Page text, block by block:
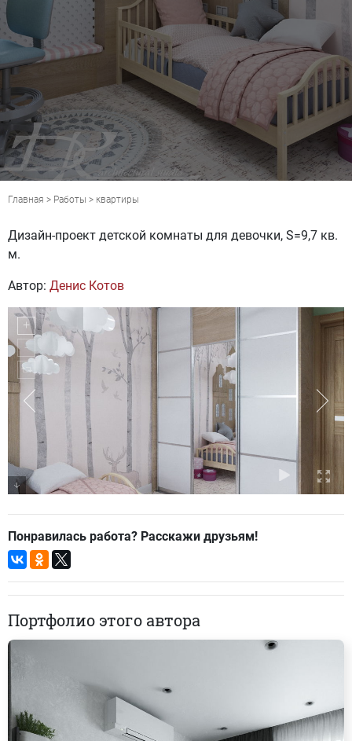
Главная > Работы > квартиры
Дизайн-проект детской комнаты для девочки, S=9,7 кв.
м.
Автор: Денис Котов
Понравилась работа? Расскажи друзьям!
Портфолио этого автора